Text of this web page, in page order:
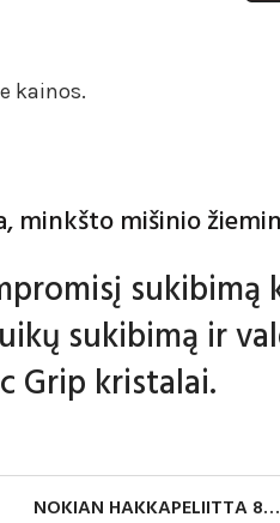
kainos.
minkšto mišinio
sukibimą
sukibimą ir
Grip kristalai.
NOKIAN HAKKAPELIITTA 8